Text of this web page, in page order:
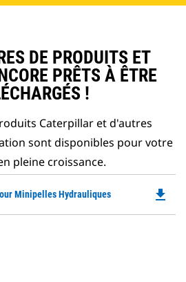
DE PRODUITS ET
PRÊTS À ÊTRE
!
Caterpillar et d'autres
sont disponibles pour votre
pleine croissance.
Minipelles Hydrauliques file_download